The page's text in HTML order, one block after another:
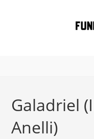
Galadriel
Anelli)